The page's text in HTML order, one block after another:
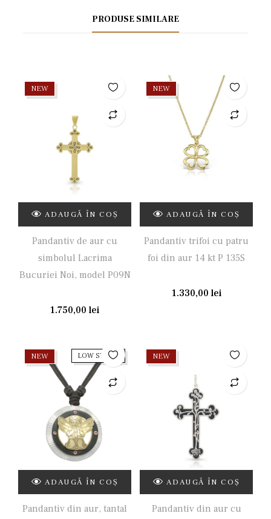
PRODUSE SIMILARE
NEW
ADAUGĂ ÎN COȘ
Pandantiv de aur cu
simbolul Lacrima
Bucuriei Noi, model P09N
1.750,00 lei
NEW
ADAUGĂ ÎN COȘ
Pandantiv trifoi cu patru
foi din aur 14 kt P 135S
1.330,00 lei
LOW STOCK
NEW
ADAUGĂ ÎN COȘ
Pandantiv din aur, tantal
NEW
ADAUGĂ ÎN COȘ
Pandantiv din aur cu